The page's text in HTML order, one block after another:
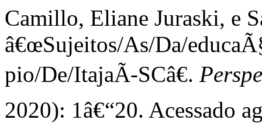
Camillo, Eliane Juraski, e
â€œSujeitos/As/Da/
pio/De/ItajaÃ­-SCâ€.
2020): 1â€“20. Acessado